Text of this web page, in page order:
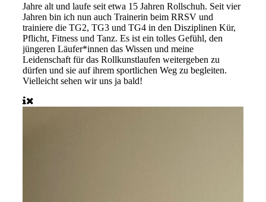
Jahre alt und laufe seit etwa 15 Jahren Rollschuh. Seit vier
Jahren bin ich nun auch Trainerin beim RRSV und
trainiere die TG2, TG3 und TG4 in den Disziplinen Kür,
Pflicht, Fitness und Tanz. Es ist ein tolles Gefühl, den
jüngeren Läufer*innen das Wissen und meine
Leidenschaft für das Rollkunstlaufen weitergeben zu
dürfen und sie auf ihrem sportlichen Weg zu begleiten.
Vielleicht sehen wir uns ja bald!